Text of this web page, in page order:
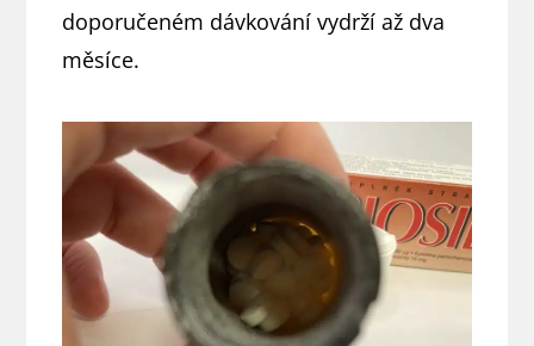
doporučeném dávkování vydrží až dva
měsíce.